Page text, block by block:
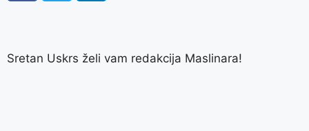
Sretan Uskrs želi vam redakcija Maslinara!